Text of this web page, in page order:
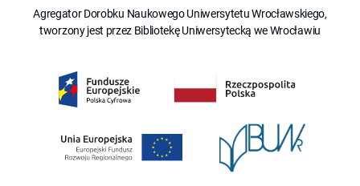
Agregator Dorobku Naukowego Uniwersytetu Wrocławskiego,
tworzony jest przez Bibliotekę Uniwersytecką we Wrocławiu